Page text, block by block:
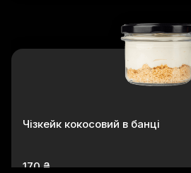
Чізкейк кокосовий в банці
170 ₴